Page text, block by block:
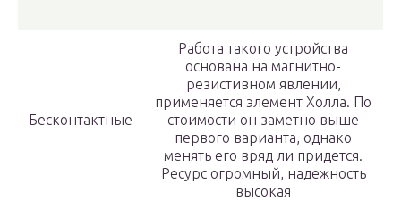
Бесконтактные
Работа такого устройства
основана на магнитно-
резистивном явлении,
применяется элемент Холла. По
стоимости он заметно выше
первого варианта, однако
менять его вряд ли придется.
Ресурс огромный, надежность
высокая